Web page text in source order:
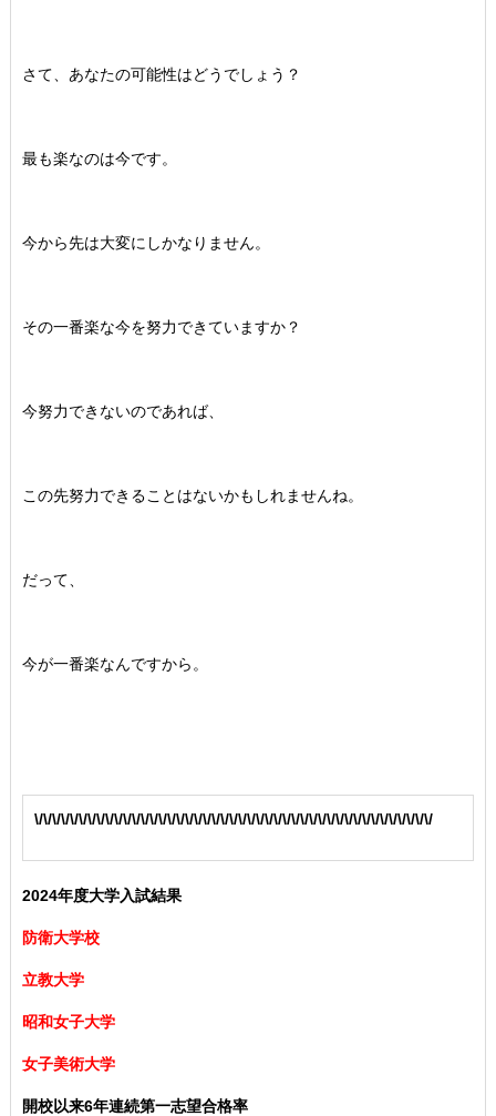
さて、あなたの可能性はどうでしょう？
最も楽なのは今です。
今から先は大変にしかなりません。
その一番楽な今を努力できていますか？
今努力できないのであれば、
この先努力できることはないかもしれませんね。
だって、
今が一番楽なんですから。
\/\/\/\/\/\/\/\/\/\/\/\/\/\/\/\/\/\/\/\/\/\/\/\/\/\/\/\/\/\/\/\/\/\/\/\/\/\/\/\/\/\/\/\/\/
2024年度大学入試結果
防衛大学校
立教大学
昭和女子大学
女子美術大学
開校以来6年連続第一志望合格率